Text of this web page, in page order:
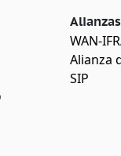
Alianzas
WAN-
Alianza
SIP